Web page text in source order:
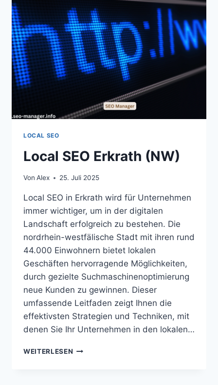
LOCAL SEO
Local SEO Erkrath (NW)
Von Alex 25. Juli 2025
Local SEO in Erkrath wird für Unternehmen
immer wichtiger, um in der digitalen
Landschaft erfolgreich zu bestehen. Die
nordrhein-westfälische Stadt mit ihren rund
44.000 Einwohnern bietet lokalen
Geschäften hervorragende Möglichkeiten,
durch gezielte Suchmaschinenoptimierung
neue Kunden zu gewinnen. Dieser
umfassende Leitfaden zeigt Ihnen die
effektivsten Strategien und Techniken, mit
denen Sie Ihr Unternehmen in den lokalen…
WEITERLESEN LOCAL